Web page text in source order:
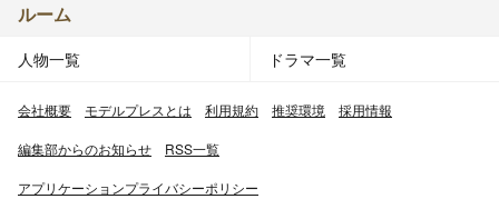
ルーム
人物一覧 ドラマ一覧
会社概要 モデルプレスとは 利用規約 推奨環境 採用情報
編集部からのお知らせ RSS一覧
アプリケーションプライバシーポリシー